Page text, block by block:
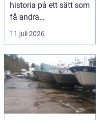
historia på ett sätt som
få andra
inredningsdetaljer
gör....
11 juli 2026